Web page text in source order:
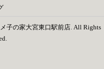
子の家大宮東口駅前店. All Rights